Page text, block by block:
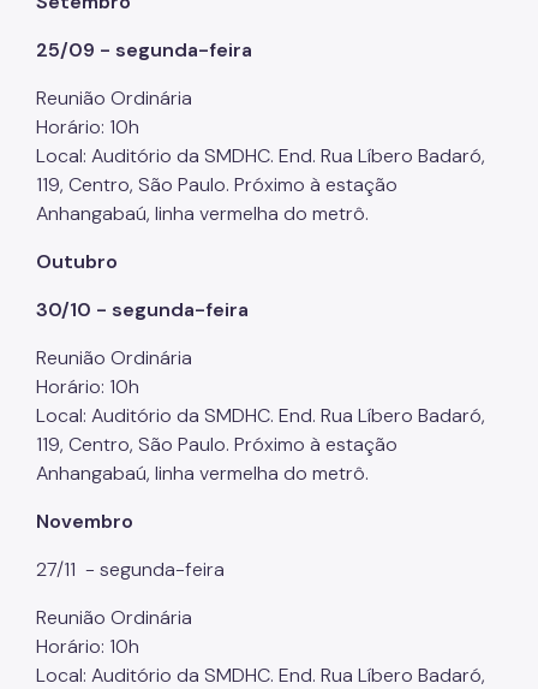
25/09 - segunda-feira
Reunião Ordinária
Horário: 10h
Local: Auditório da SMDHC. End. Rua Líbero Badaró,
119, Centro, São Paulo. Próximo à estação
Anhangabaú, linha vermelha do metrô.
Outubro
30/10 - segunda-feira
Reunião Ordinária
Horário: 10h
Local: Auditório da SMDHC. End. Rua Líbero Badaró,
119, Centro, São Paulo. Próximo à estação
Anhangabaú, linha vermelha do metrô.
Novembro
27/11 - segunda-feira
Reunião Ordinária
Horário: 10h
Local: Auditório da SMDHC. End. Rua Líbero Badaró,